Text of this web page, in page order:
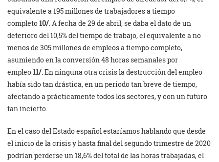
equivalente a 195 millones de trabajadores a tiempo
completo10/ . A fecha de 29 de abril, se daba el dato de un
deterioro del 10,5% del tiempo de trabajo, el equivalente a no
menos de 305 millones de empleos a tiempo completo,
asumiendo en la conversión 48 horas semanales por
empleo11/ . En ninguna otra crisis la destrucción del empleo
había sido tan drástica, en un periodo tan breve de tiempo,
afectando a prácticamente todos los sectores, y con un futuro
tan incierto.
En el caso del Estado español estaríamos hablando que desde
el inicio de la crisis y hasta final del segundo trimestre de 2020
podrían perderse un 18,6% del total de las horas trabajadas, el